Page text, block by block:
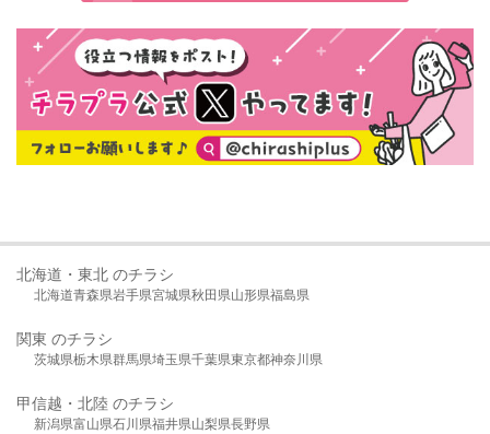
北海道・東北 のチラシ
北海道青森県岩手県宮城県秋田県山形県福島県
関東 のチラシ
茨城県栃木県群馬県埼玉県千葉県東京都神奈川県
甲信越・北陸 のチラシ
新潟県富山県石川県福井県山梨県長野県